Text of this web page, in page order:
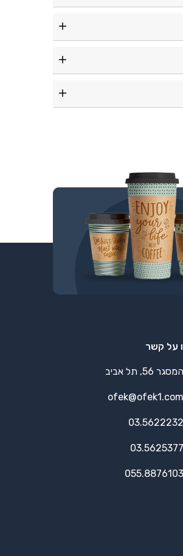
על קשר
המסגר 56, תל אביב
ofek@ofek1.com
03.5622232
03.5625377
055.8876103